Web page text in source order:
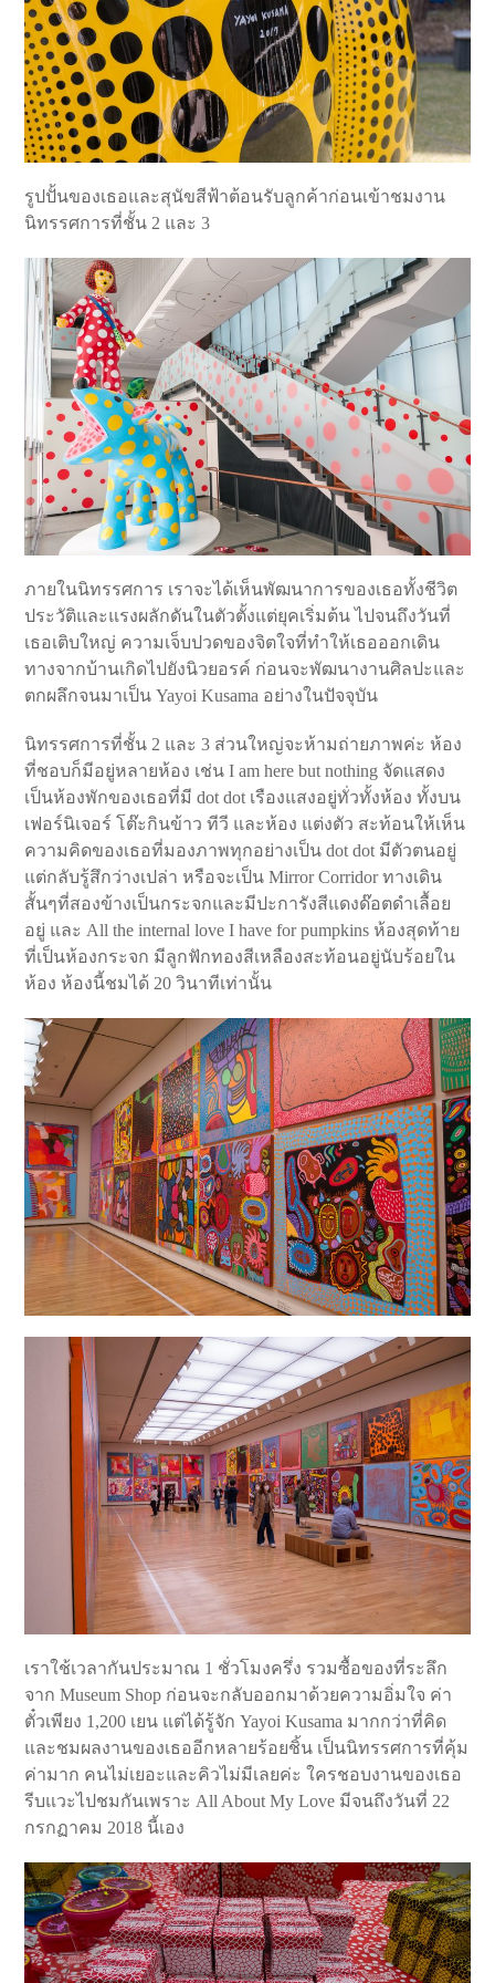
รูปปั้นของเธอและสุนัขสีฟ้าต้อนรับลูกค้าก่อนเข้าชมงาน
นิทรรศการที่ชั้น 2 และ 3
ภายในนิทรรศการ เราจะได้เห็นพัฒนาการของเธอทั้งชีวิต
ประวัติและแรงผลักดันในตัวตั้งแต่ยุคเริ่มต้น ไปจนถึงวันที่
เธอเติบใหญ่ ความเจ็บปวดของจิตใจที่ทำให้เธอออกเดิน
ทางจากบ้านเกิดไปยังนิวยอรค์ ก่อนจะพัฒนางานศิลปะและ
ตกผลึกจนมาเป็น Yayoi Kusama อย่างในปัจจุบัน
นิทรรศการที่ชั้น 2 และ 3 ส่วนใหญ่จะห้ามถ่ายภาพค่ะ ห้อง
ที่ชอบก็มีอยู่หลายห้อง เช่น I am here but nothing จัดแสดง
เป็นห้องพักของเธอที่มี dot dot เรืองแสงอยู่ทั่วทั้งห้อง ทั้งบน
เฟอร์นิเจอร์ โต๊ะกินข้าว ทีวี และห้อง แต่งตัว สะท้อนให้เห็น
ความคิดของเธอที่มองภาพทุกอย่างเป็น dot dot มีตัวตนอยู่
แต่กลับรู้สึกว่างเปล่า หรือจะเป็น Mirror Corridor ทางเดิน
สั้นๆที่สองข้างเป็นกระจกและมีปะการังสีแดงด๊อตดำเลื้อย
อยู่ และ All the internal love I have for pumpkins ห้องสุดท้าย
ที่เป็นห้องกระจก มีลูกฟักทองสีเหลืองสะท้อนอยู่นับร้อยใน
ห้อง ห้องนี้ชมได้ 20 วินาทีเท่านั้น
เราใช้เวลากันประมาณ 1 ชั่วโมงครึ่ง รวมซื้อของที่ระลึก
จาก Museum Shop ก่อนจะกลับออกมาด้วยความอิ่มใจ ค่า
ตั๋วเพียง 1,200 เยน แต่ได้รู้จัก Yayoi Kusama มากกว่าที่คิด
และชมผลงานของเธออีกหลายร้อยชิ้น เป็นนิทรรศการที่คุ้ม
ค่ามาก คนไม่เยอะและคิวไม่มีเลยค่ะ ใครชอบงานของเธอ
รีบแวะไปชมกันเพราะ All About My Love มีจนถึงวันที่ 22
กรกฏาคม 2018 นี้เอง